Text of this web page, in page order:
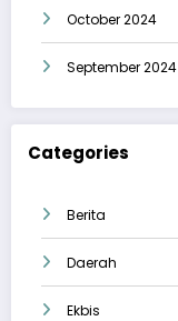
October 2024
September 2024
Categories
Berita
Daerah
Ekbis